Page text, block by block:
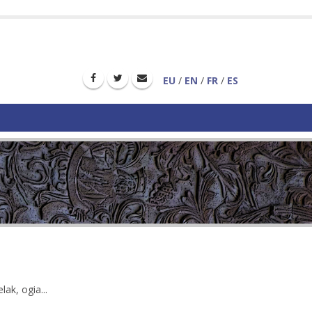
EU / EN / FR / ES
ogia...